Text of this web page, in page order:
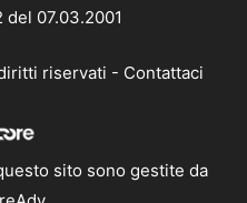
07.03.2001
riservati - Contattaci
sito sono gestite da